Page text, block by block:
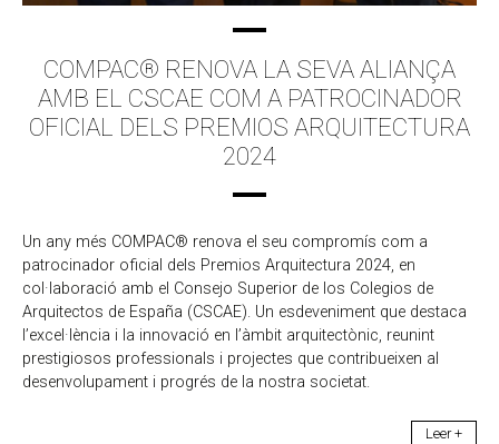
COMPAC® RENOVA LA SEVA ALIANÇA
AMB EL CSCAE COM A PATROCINADOR
OFICIAL DELS PREMIOS ARQUITECTURA
2024
Un any més COMPAC® renova el seu compromís com a
patrocinador oficial dels Premios Arquitectura 2024, en
col·laboració amb el Consejo Superior de los Colegios de
Arquitectos de España (CSCAE). Un esdeveniment que destaca
l’excel·lència i la innovació en l’àmbit arquitectònic, reunint
prestigiosos professionals i projectes que contribueixen al
desenvolupament i progrés de la nostra societat.
Leer +